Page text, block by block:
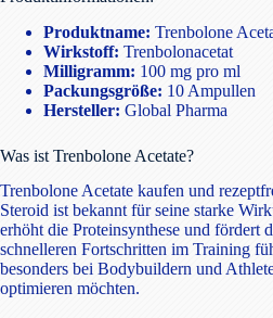
Produktname: Trenbolone
Wirkstoff: Trenbolonacetat
Milligramm: 100 mg pro ml
Packungsgröße: 10 Ampullen
Hersteller: Global Pharma
Was ist Trenbolone Acetate?
Trenbolone Acetate kaufen und
Steroid ist bekannt für seine starke
erhöht die Proteinsynthese und fördert
schnelleren Fortschritten im Training
besonders bei Bodybuildern und
optimieren möchten.